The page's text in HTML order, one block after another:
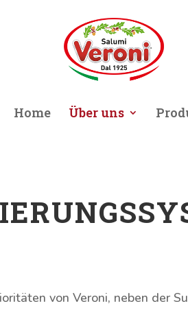
Home Über uns
von Veroni, neben der